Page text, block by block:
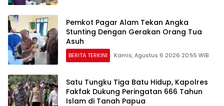
Pemkot Pagar Alam Tekan Angka
Stunting Dengan Gerakan Orang Tua
Asuh
BERITA TERKINI Kamis, Agustus 6 2026 20:55 WIB
Satu Tungku Tiga Batu Hidup, Kapolres
Fakfak Dukung Peringatan 666 Tahun
Islam di Tanah Papua